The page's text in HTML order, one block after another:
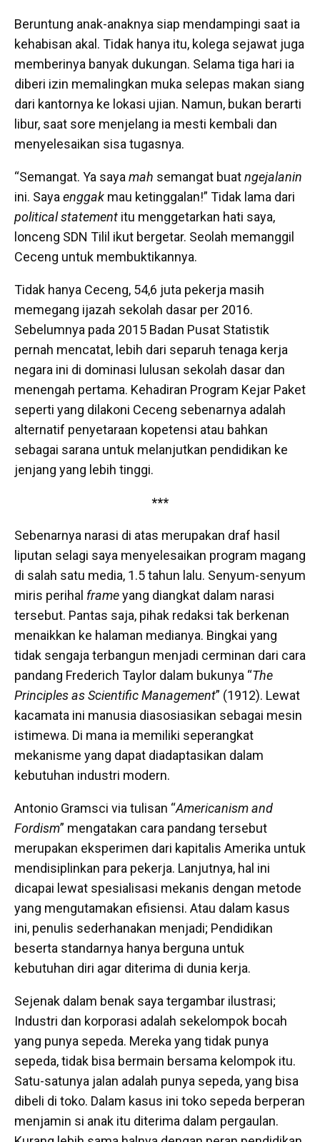
Beruntung anak-anaknya siap mendampingi saat ia
kehabisan akal. Tidak hanya itu, kolega sejawat juga
memberinya banyak dukungan. Selama tiga hari ia
diberi izin memalingkan muka selepas makan siang
dari kantornya ke lokasi ujian. Namun, bukan berarti
libur, saat sore menjelang ia mesti kembali dan
menyelesaikan sisa tugasnya.
“Semangat. Ya sayamah semangat buatngejalanin
ini. Sayaenggak mau ketinggalan!” Tidak lama dari
political statement itu menggetarkan hati saya,
lonceng SDN Tilil ikut bergetar. Seolah memanggil
Ceceng untuk membuktikannya.
Tidak hanya Ceceng, 54,6 juta pekerja masih
memegang ijazah sekolah dasar per 2016.
Sebelumnya pada 2015 Badan Pusat Statistik
pernah mencatat, lebih dari separuh tenaga kerja
negara ini di dominasi lulusan sekolah dasar dan
menengah pertama. Kehadiran Program Kejar Paket
seperti yang dilakoni Ceceng sebenarnya adalah
alternatif penyetaraan kopetensi atau bahkan
sebagai sarana untuk melanjutkan pendidikan ke
jenjang yang lebih tinggi.
***
Sebenarnya narasi di atas merupakan draf hasil
liputan selagi saya menyelesaikan program magang
di salah satu media, 1.5 tahun lalu. Senyum-senyum
miris perihal frameyang diangkat dalam narasi
tersebut. Pantas saja, pihak redaksi tak berkenan
menaikkan ke halaman medianya. Bingkai yang
tidak sengaja terbangun menjadi cerminan dari cara
pandang Frederich Taylor dalam bukunya “The
Principles as Scientific Management” (1912). Lewat
kacamata ini manusia diasosiasikan sebagai mesin
istimewa. Di mana ia memiliki seperangkat
mekanisme yang dapat diadaptasikan dalam
kebutuhan industri modern.
Antonio Gramsci via tulisan “Americanism and
Fordism” mengatakan cara pandang tersebut
merupakan eksperimen dari kapitalis Amerika untuk
mendisiplinkan para pekerja. Lanjutnya, hal ini
dicapai lewat spesialisasi mekanis dengan metode
yang mengutamakan efisiensi. Atau dalam kasus
ini, penulis sederhanakan menjadi; Pendidikan
beserta standarnya hanya berguna untuk
kebutuhan diri agar diterima di dunia kerja.
Sejenak dalam benak saya tergambar ilustrasi;
Industri dan korporasi adalah sekelompok bocah
yang punya sepeda. Mereka yang tidak punya
sepeda, tidak bisa bermain bersama kelompok itu.
Satu-satunya jalan adalah punya sepeda, yang bisa
dibeli di toko. Dalam kasus ini toko sepeda berperan
menjamin si anak itu diterima dalam pergaulan.